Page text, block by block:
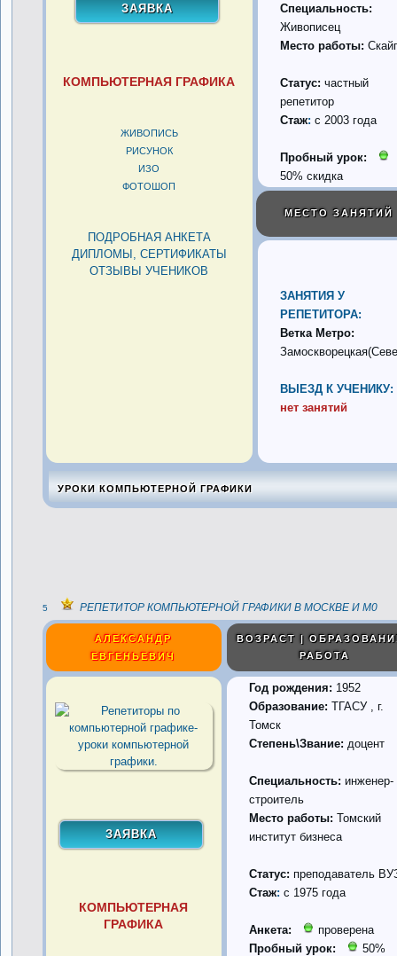
КОМПЬЮТЕРНАЯ ГРАФИКА
ЖИВОПИСЬ
РИСУНОК
ИЗО
ФОТОШОП
ПОДРОБНАЯ АНКЕТА
ДИПЛОМЫ, СЕРТИФИКАТЫ
ОТЗЫВЫ УЧЕНИКОВ
Специальность:
Живописец
Место работы:
Статус: частный
репетитор
Стаж: с 2003 года
Пробный урок:
50% скидка
МЕСТО ЗАНЯТИЙ
ЗАНЯТИЯ У
РЕПЕТИТОРА:
Ветка Метро:
ВЫЕЗД К УЧЕНИКУ:
нет занятий
УРОКИ КОМПЬЮТЕРНОЙ ГРАФИКИ
5 РЕПЕТИТОР КОМПЬЮТЕРНОЙ ГРАФИКИ В МОСКВЕ И М0
АЛЕКСАНДР
ЕВГЕНЬЕВИЧ
ВОЗРАСТ |
РАБОТА
КОМПЬЮТЕРНАЯ
ГРАФИКА
Год рождения: 1952
Образование: ТГАСУ , г.
Томск
Степень\Звание: доцент
Специальность: инженер-
строитель
Место работы: Томский
институт бизнеса
Статус: преподаватель
Стаж: с 1975 года
Анкета:
проверена
Пробный урок:
50%